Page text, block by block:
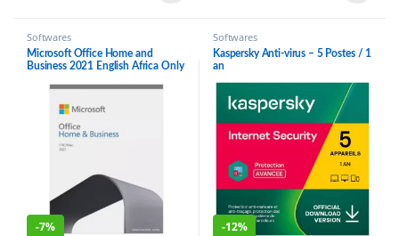
Softwares
Microsoft Office Home and
Business 2021 English Africa Only
-7%
Softwares
Kaspersky Anti-virus – 5 Postes / 1
an
-12%